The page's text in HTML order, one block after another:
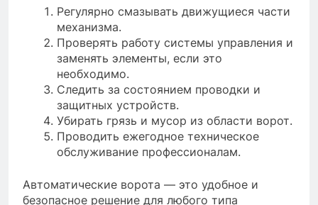
Регулярно смазывать движущиеся части
механизма.
Проверять работу системы управления и
заменять элементы, если это
необходимо.
Следить за состоянием проводки и
защитных устройств.
Убирать грязь и мусор из области ворот.
Проводить ежегодное техническое
обслуживание профессионалам.
Автоматические ворота — это удобное и
безопасное решение для любого типа